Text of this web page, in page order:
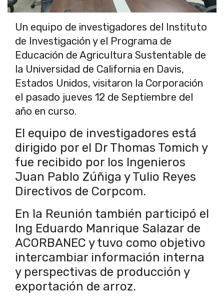
Un equipo de investigadores del Instituto
de Investigación y el Programa de
Educación de Agricultura Sustentable de
la Universidad de California en Davis,
Estados Unidos, visitaron la Corporación
el pasado jueves 12 de Septiembre del
año en curso.
El equipo de investigadores está
dirigido por el Dr Thomas Tomich y
fue recibido por los Ingenieros
Juan Pablo Zúñiga y Tulio Reyes
Directivos de Corpcom.
En la Reunión también participó el
Ing Eduardo Manrique Salazar de
ACORBANEC y tuvo como objetivo
intercambiar información interna
y perspectivas de producción y
exportación de arroz.